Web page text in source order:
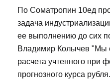
По Cоматропин 10ед
задача
ее выполнению до сих
Владимир Колычев "Мы
расчета учтенного при
прогнозного курса рубля.